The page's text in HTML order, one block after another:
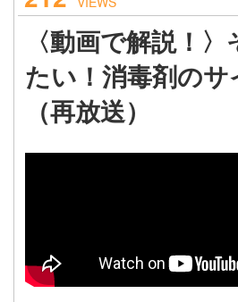
〈動画で解説！
たい！消毒剤のサ
（再放送）